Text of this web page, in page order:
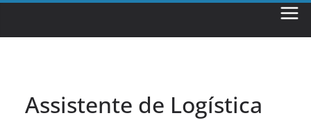
Assistente de Logística